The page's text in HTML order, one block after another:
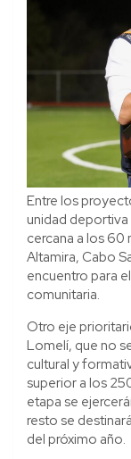
Entre los
unidad deportiva
cercana a los 60
Altamira, Cabo
encuentro para
comunitaria.
Otro eje
Lomelí, que no
cultural y
superior a los
etapa se
resto se
del próximo año.